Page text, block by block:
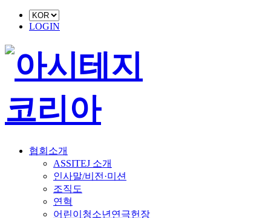
LOGIN
협회소개
ASSITEJ 소개
인사말/비전·미션
조직도
연혁
어린이청소년연극헌장